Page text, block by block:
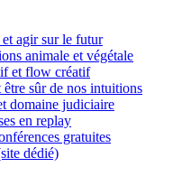
agir sur le futur
animale et végétale
et flow créatif
sûr de nos intuitions
domaine judiciaire
en replay
gratuites
dédié)